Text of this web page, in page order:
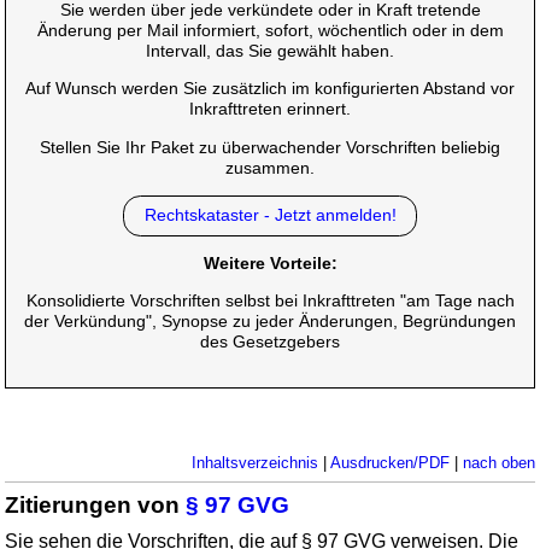
Sie werden über jede verkündete oder in Kraft tretende
Änderung per Mail informiert, sofort, wöchentlich oder in dem
Intervall, das Sie gewählt haben.
Auf Wunsch werden Sie zusätzlich im konfigurierten Abstand vor
Inkrafttreten erinnert.
Stellen Sie Ihr Paket zu überwachender Vorschriften beliebig
zusammen.
Rechtskataster - Jetzt anmelden!
Weitere Vorteile:
Konsolidierte Vorschriften selbst bei Inkrafttreten "am Tage nach
der Verkündung", Synopse zu jeder Änderungen, Begründungen
des Gesetzgebers
Inhaltsverzeichnis Ausdrucken/PDF| nach oben
Zitierungen von§ 97 GVG
Sie sehen die Vorschriften, die auf § 97 GVG verweisen. Die